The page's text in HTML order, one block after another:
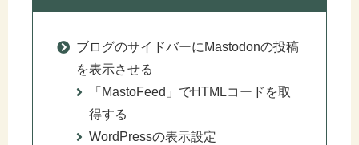
ブログのサイドバーにMastodonの投稿
を表示させる
「MastoFeed」でHTMLコードを取
得する
WordPressの表示設定